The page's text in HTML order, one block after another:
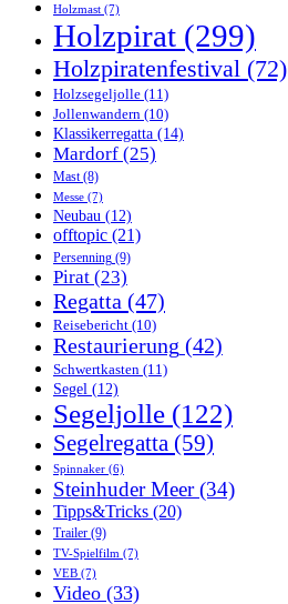
Holzmast (7)
Holzpirat (299)
Holzpiratenfestival (72)
Holzsegeljolle (11)
Jollenwandern (10)
Klassikerregatta (14)
Mardorf (25)
Mast (8)
Messe (7)
Neubau (12)
offtopic (21)
Persenning (9)
Pirat (23)
Regatta (47)
Reisebericht (10)
Restaurierung (42)
Schwertkasten (11)
Segel (12)
Segeljolle (122)
Segelregatta (59)
Spinnaker (6)
Steinhuder Meer(34)
Tipps&Tricks (20)
Trailer (9)
TV-Spielfilm (7)
VEB (7)
Video (33)